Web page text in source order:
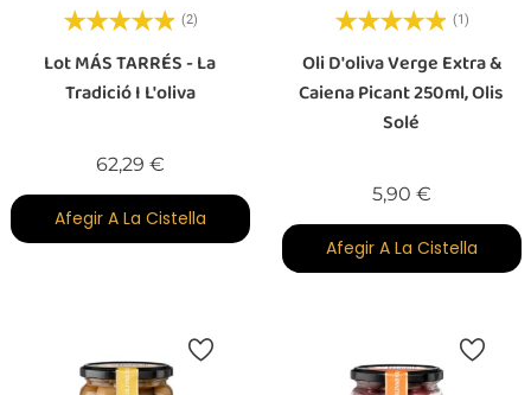
(2)
Lot MÁS TARRÉS - La
Tradició I L'oliva
62,29 €Preu
Afegir A La Cistella
(1)
Oli D'oliva Verge Extra &
Caiena Picant 250ml, Olis
Solé
5,90 €Preu
Afegir A La Cistella